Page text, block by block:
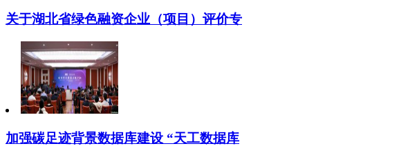
关于湖北省绿色融资企业（项目）评价专
加强碳足迹背景数据库建设 “天工数据库